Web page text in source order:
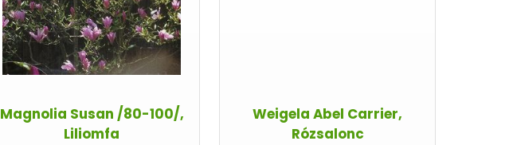
Magnolia Susan /80-100/,
Liliomfa
Weigela Abel Carrier,
Rózsalonc